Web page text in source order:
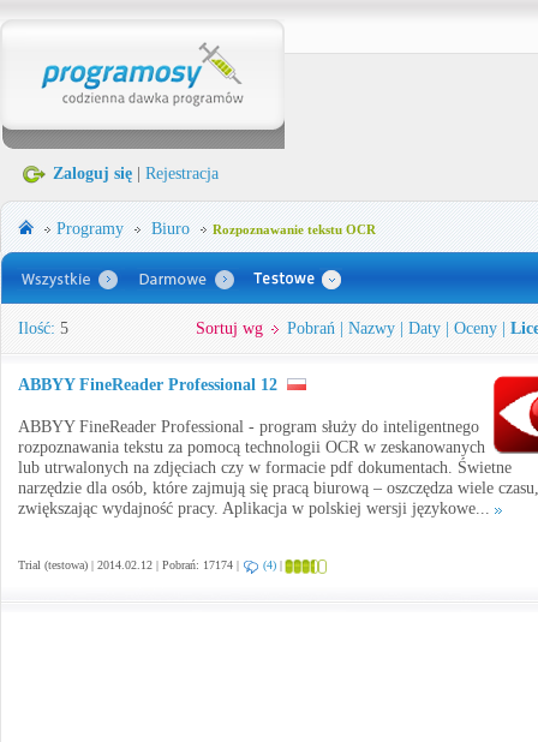
Zaloguj się Rejestracja
Programy Biuro Rozpoznawanie tekstu OCR
Ilość: 5 Sortuj wg Pobrań Nazwy Daty Oceny
ABBYY FineReader Professional 12
ABBYY FineReader Professional - program służy do inteligentnego
rozpoznawania tekstu za pomocą technologii OCR w zeskanowanych
lub utrwalonych na zdjęciach czy w formacie pdf dokumentach. Świetne
narzędzie dla osób, które zajmują się pracą biurową – oszczędza wiele czasu,
zwiększając wydajność pracy. Aplikacja w polskiej wersji językowe...
Trial (testowa) | 2014.02.12 | Pobrań: 17174 | (4) |